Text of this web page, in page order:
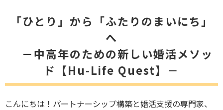
「ひとり」から「ふたりのまいにち」
へ
－中高年のための新しい婚活メソッ
ド【Hu-Life Quest】－
こんにちは！パートナーシップ構築と婚活支援の専門家、